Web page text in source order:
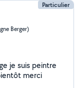
Particulier
Berger)
merci